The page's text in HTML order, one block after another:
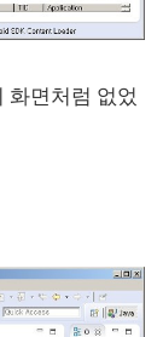
화면처럼 없었